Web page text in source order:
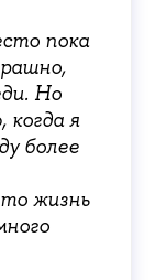
пока
Но
я
более
жизнь